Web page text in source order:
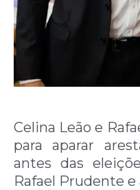
Celina Leão e
para aparar
antes das
Rafael Prudente e